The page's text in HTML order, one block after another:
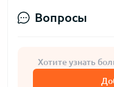
Вопросы
Хотите узнать